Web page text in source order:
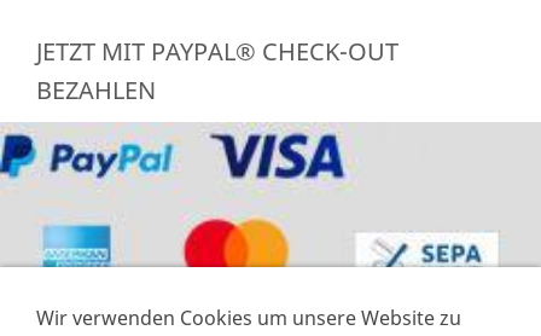
JETZT MIT PAYPAL® CHECK-OUT
BEZAHLEN
Wir verwenden Cookies um unsere Website zu